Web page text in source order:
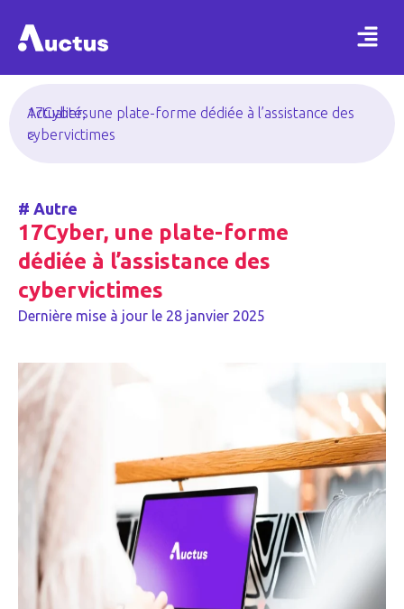
Actualités
>
17Cyber, une plate-forme dédiée à l’assistance des
cybervictimes
# Autre
17Cyber, une plate-forme
dédiée à l’assistance des
cybervictimes
Dernière mise à jour le 28 janvier 2025